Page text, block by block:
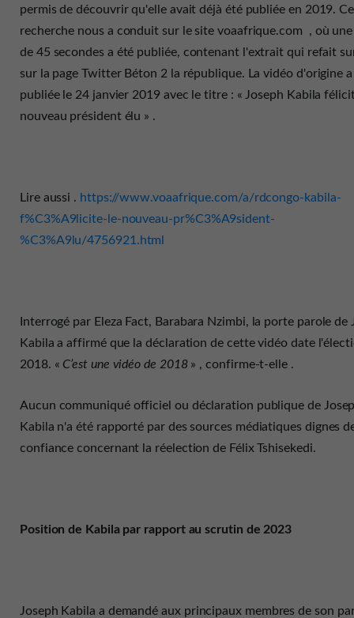
permis de découvrir qu'elle avait déjà été publiée en 2019.
recherche nous a conduit sur le site voaafrique.com , où
de 45 secondes a été publiée, contenant l'extrait qui refait
sur la page Twitter Béton 2 la république. La vidéo d'origine
publiée le 24 janvier 2019 avec le titre : « Joseph Kabila
nouveau président élu » .
Lire aussi . https://www.voaafrique.com/a/rdcongo-kabila-
f%C3%A9licite-le-nouveau-pr%C3%A9sident-
%C3%A9lu/4756921.html
Interrogé par Eleza Fact, Barabara Nzimbi, la porte parole de
Kabila a affirmé que la déclaration de cette vidéo date
2018. « C’est une vidéo de 2018 » , confirme-t-elle .
Aucun communiqué officiel ou déclaration publique de
Kabila n'a été rapporté par des sources médiatiques dignes
confiance concernant la réelection de Félix Tshisekedi.
Position de Kabila par rapport au scrutin de 2023
Joseph Kabila a demandé aux principaux membres de son